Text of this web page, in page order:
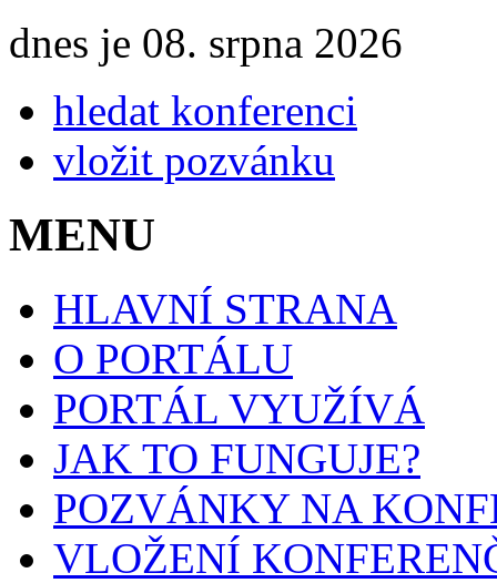
dnes je 08. srpna 2026
hledat konferenci
vložit pozvánku
MENU
HLAVNÍ STRANA
O PORTÁLU
PORTÁL VYUŽÍVÁ
JAK TO FUNGUJE?
POZVÁNKY NA
VLOŽENÍ